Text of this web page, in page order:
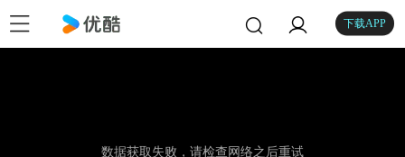
下载APP
数据获取失败，请检查网络之后重试